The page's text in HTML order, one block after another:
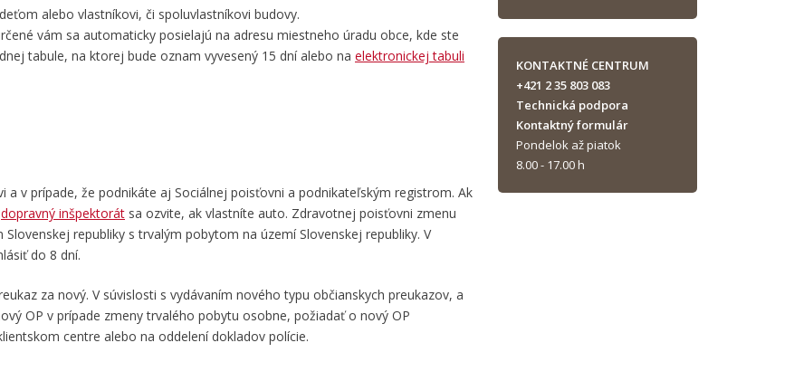
alebo vlastníkovi, či spoluvlastníkovi budovy.
vám sa automaticky posielajú na adresu miestneho úradu obce, kde ste
tabule, na ktorej bude oznam vyvesený 15 dní alebo na elektronickej tabuli
v prípade, že podnikáte aj Sociálnej poisťovni a podnikateľským registrom. Ak
dopravný inšpektorát sa ozvite, ak vlastníte auto. Zdravotnej poisťovni zmenu
republiky s trvalým pobytom na území Slovenskej republiky. V
do 8 dní.
za nový. V súvislosti s vydávaním nového typu občianskych preukazov, a
OP v prípade zmeny trvalého pobytu osobne, požiadať o nový OP
centre alebo na oddelení dokladov polície.
KONTAKTNÉ CENTRUM
+421 2 35 803 083
Technická podpora
Kontaktný formulár
Pondelok až piatok
8.00 - 17.00 h